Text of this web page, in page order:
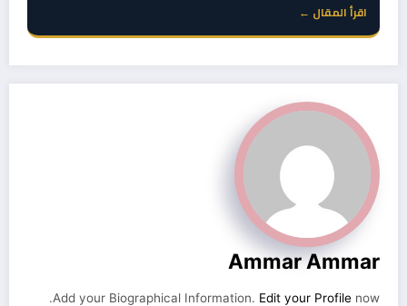
اقرأ المقال ←
Ammar Ammar
Add your Biographical Information. Edit your Profile now.